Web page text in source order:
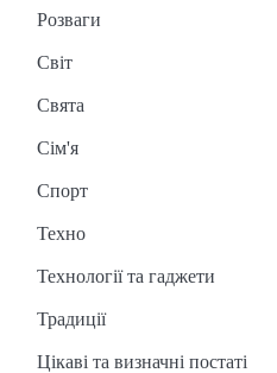
Розваги
Світ
Свята
Сім'я
Спорт
Техно
Технології та гаджети
Традиції
Цікаві та визначні постаті